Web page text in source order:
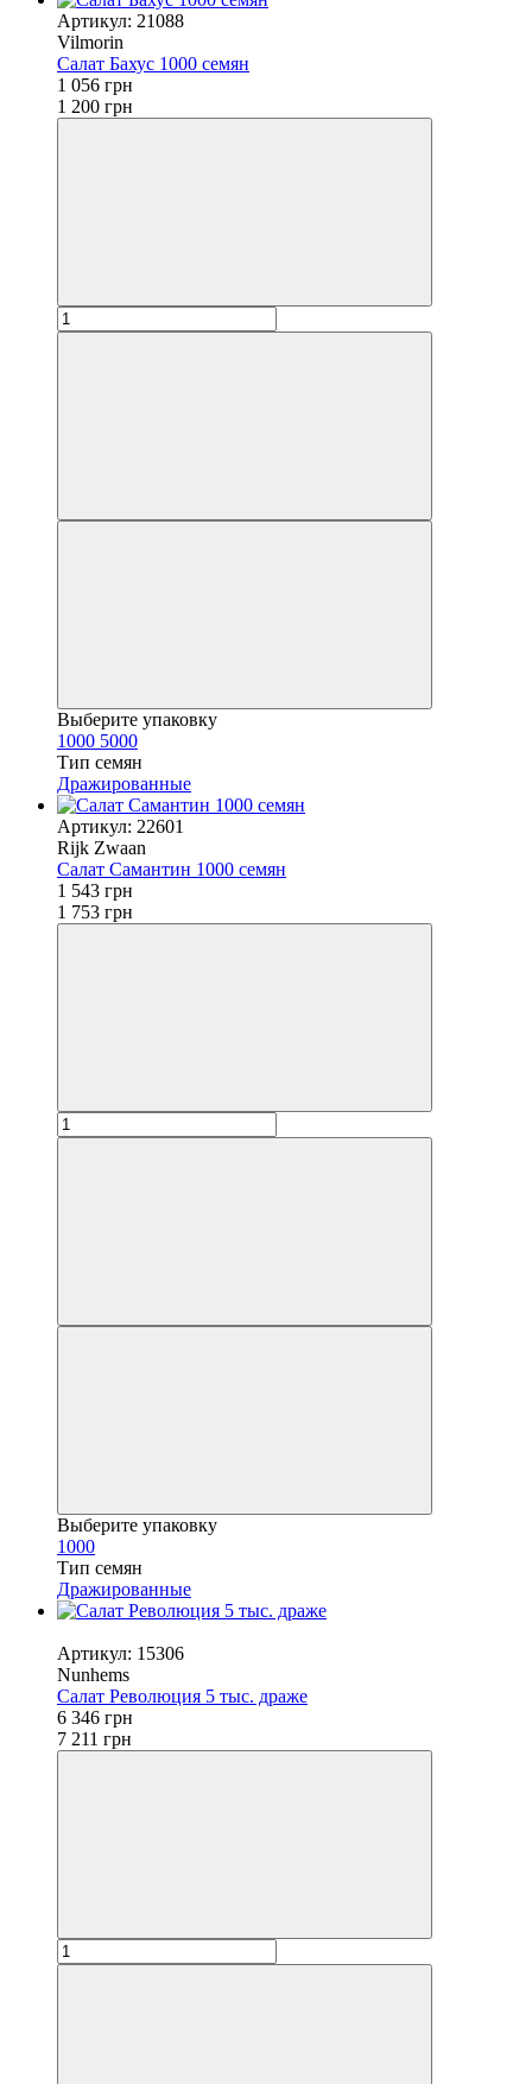
Артикул: 21088
Vilmorin
Салат Бахус 1000 семян
1 056 грн
1 200 грн
Выберите упаковку
1000 5000
Тип семян
Дражированные
Артикул: 22601
Rijk Zwaan
Салат Самантин 1000 семян
1 543 грн
1 753 грн
Выберите упаковку
1000
Тип семян
Дражированные
Артикул: 15306
Nunhems
Салат Революция 5 тыс. драже
6 346 грн
7 211 грн